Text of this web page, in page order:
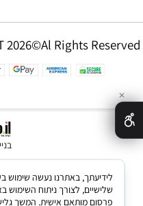
2026©Al Rights Reserved
✕
שלישיים, לצורך ניתוח השימוש
פרסום מותאם אישית. המשך